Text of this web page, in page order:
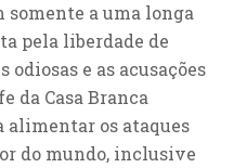
somente a uma longa
pela liberdade de
odiosas e as acusações
da Casa Branca
alimentar os ataques
do mundo, inclusive